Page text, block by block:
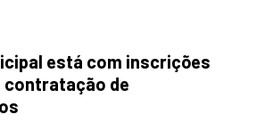
está com inscrições
contratação de